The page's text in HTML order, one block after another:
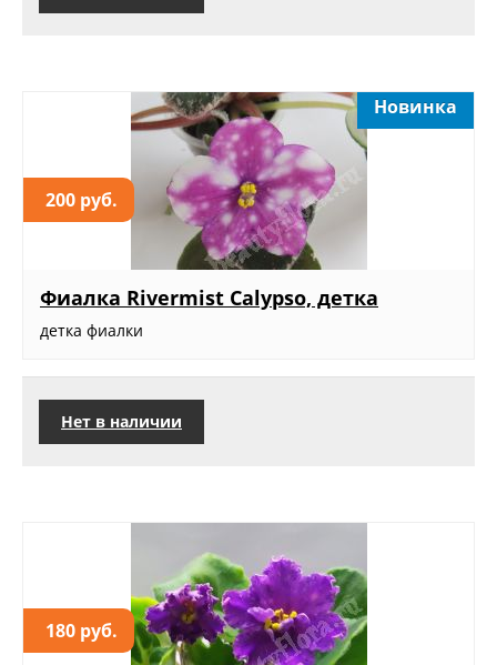
200 руб.
Новинка
Фиалка Rivermist Calypso, детка
детка фиалки
Нет в наличии
180 руб.